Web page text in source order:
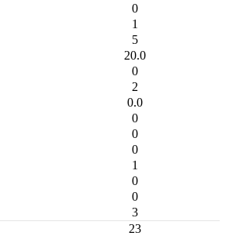
0
1
5
20.0
0
2
0.0
0
0
0
1
0
0
3
23